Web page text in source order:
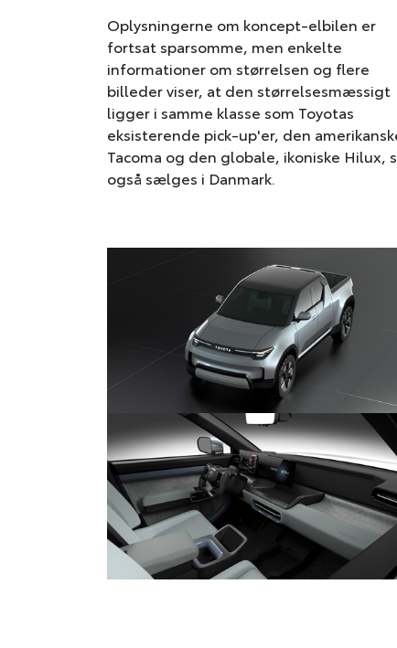
Oplysningerne om koncept-elbilen er
fortsat sparsomme, men enkelte
informationer om størrelsen og flere
billeder viser, at den størrelsesmæssigt
ligger i samme klasse som Toyotas
eksisterende pick-up'er, den
Tacoma og den globale, ikoniske Hilux,
også sælges i Danmark.